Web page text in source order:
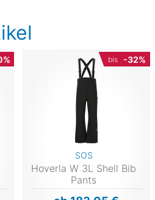
bis -32%
SOS
Hoverla W 3L Shell Bib
Pants